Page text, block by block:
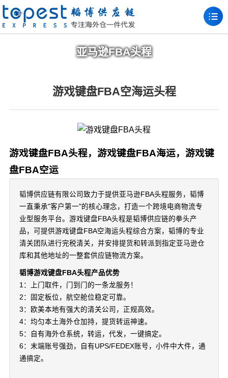
亚马逊FBA头程
游戏键盘FBA空海运头程
游戏键盘FBA头程，游戏键盘FBA海运，游戏键
盘FBA空运
韬博供应链有限公司致力于提供亚马逊FBA头程服务，韬博
一直秉承"客户第一"的核心理念，打造一个跨境电商物流专
业型服务平台。游戏键盘FBA头程是韬博供应链的拳头产
品，可提供游戏键盘FBA空海运头程综合方案，韬博的专业
清关团队进行完税清关，并安排提货和转派到指定亚马逊仓
库和其他地址的一整套供应链物流方案。
韬博游戏键盘FBA头程产品优势
1：上门取件，门到门的一条龙服务！
2：固定板位，航空舱位稳定可靠。
3：欧美本地有强大的清关公司，正规高效。
4：均匀本土海外仓加持，提货转运神速。
5：自有海外仓系统，转运，代发，一键搞定。
6：末端账号强劲，自有UPS/FEDEX账号，小件中大件，通
通搞定。